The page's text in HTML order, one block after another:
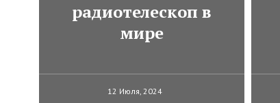
радиотелескоп в
мире
12 Июля, 2024